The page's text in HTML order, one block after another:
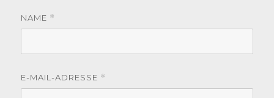
NAME *
E-MAIL-ADRESSE *